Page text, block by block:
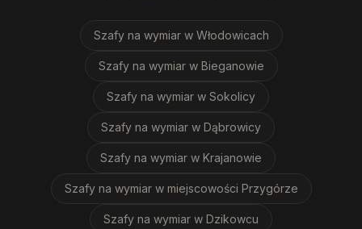
Szafy na wymiar w Włodowicach
Szafy na wymiar w Bieganowie
Szafy na wymiar w Sokolicy
Szafy na wymiar w Dąbrowicy
Szafy na wymiar w Krajanowie
Szafy na wymiar w miejscowości Przygórze
Szafy na wymiar w Dzikowcu